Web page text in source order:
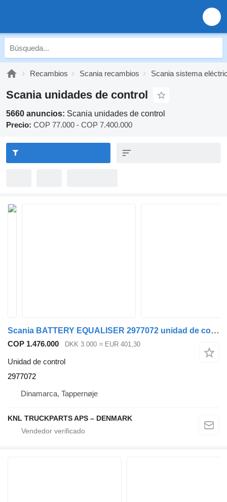
Recambios Scania recambios Scania sistema
Scania unidades de control
5660 anuncios: Scania unidades de control
Precio: COP 77.000 - COP 7.400.000
Scania BATTERY EQUALISER 2977072 unidad de control para camión
COP 1.476.000 DKK 3.000 ≈ EUR 401,30
Unidad de control
2977072
Dinamarca, Tappernøje
KNL TRUCKPARTS APS – DENMARK